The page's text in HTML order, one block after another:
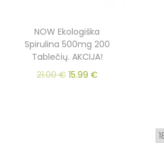
NOW Ekologiška
Spirulina 500mg 200
Tablečių. AKCIJA!
21.00€ 15.99 €